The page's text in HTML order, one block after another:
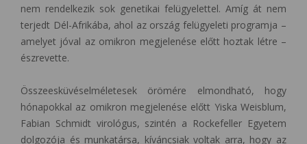
nem rendelkezik sok genetikai felügyelettel. Amíg át nem
terjedt Dél-Afrikába, ahol az ország felügyeleti programja –
amelyet jóval az omikron megjelenése előtt hoztak létre –
észrevette.
Összeesküvéselméletesek örömére elmondható, hogy
hónapokkal az omikron megjelenése előtt Yiska Weisblum,
Fabian Schmidt virológus, szintén a Rockefeller Egyetem
dolgozója és munkatársa, kíváncsiak voltak arra, hogy az